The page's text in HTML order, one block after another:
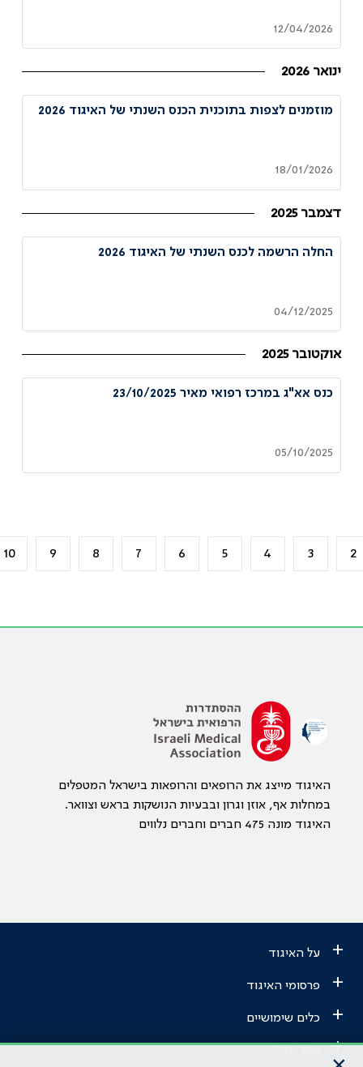
12/04/2026
ינואר 2026
מוזמנים לצפות בתוכנית הכנס השנתי של האיגוד 2026
18/01/2026
דצמבר 2025
החלה הרשמה לכנס השנתי של האיגוד 2026
04/12/2025
אוקטובר 2025
כנס אא"ג במרכז רפואי מאיר 23/10/2025
05/10/2025
2
3
4
5
6
7
8
9
10
האיגוד מייצג את הרופאים והרופאות בישראל המטפלים
במחלות אף, אוזן וגרון ובבעיות הנושקות בראש וצוואר.
האיגוד מונה 475 חברים וחברים נלווים
+ על האיגוד
+ פרסומי האיגוד
+ כלים שימושיים
+